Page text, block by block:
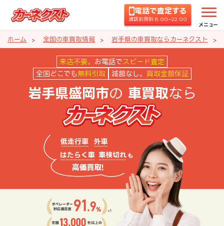
電話で査定する
通話料無料 8:00~22:00
メニュー
ホーム 全国の車買取情報 岩手県の車買取ならカーネクスト
岩手県盛岡市の車買取ならカー
来店不要。 お電話で スピード査定
全国どこでも 無料引取 減額なし。 買取金額保証
岩手県盛岡市の 車買取なら